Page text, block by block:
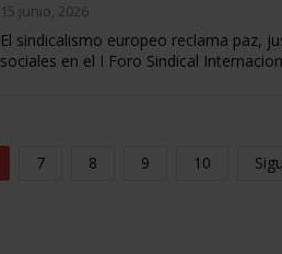
15 junio, 2026
El sindicalismo europeo reclama paz,
sociales en el I Foro Sindical
7 8 9 10